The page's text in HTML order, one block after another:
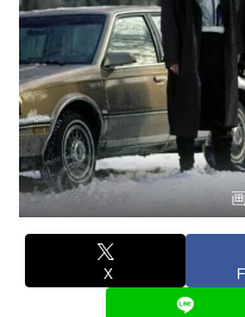
X